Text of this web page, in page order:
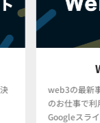
web3の最新
のお仕事で
Googleスラ